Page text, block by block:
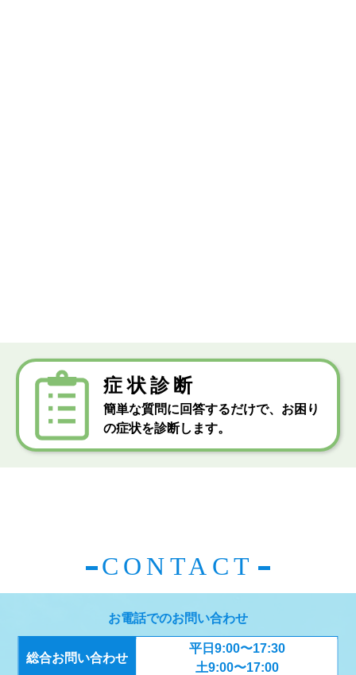
症状診断
簡単な質問に回答するだけで、お困り
の症状を診断します。
CONTACT
お電話でのお問い合わせ
総合お問い合わせ
平日9:00〜17:30
土9:00〜17:00